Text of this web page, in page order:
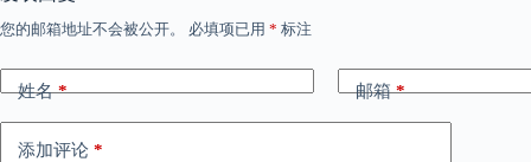
您的邮箱地址不会被公开。 必填项已用 * 标注
姓名* 邮箱*
添加评论 *